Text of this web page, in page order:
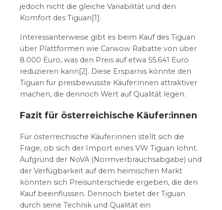
jedoch nicht die gleiche Variabilität und den
Komfort des Tiguan[1].
Interessanterweise gibt es beim Kauf des Tiguan
über Plattformen wie Carwow Rabatte von über
8.000 Euro, was den Preis auf etwa 55.641 Euro
reduzieren kann[2]. Diese Ersparnis könnte den
Tiguan für preisbewusste Käufer:innen attraktiver
machen, die dennoch Wert auf Qualität legen.
Fazit für österreichische Käufer:innen
Für österreichische Käufer:innen stellt sich die
Frage, ob sich der Import eines VW Tiguan lohnt.
Aufgrund der NoVA (Normverbrauchsabgabe) und
der Verfügbarkeit auf dem heimischen Markt
könnten sich Preisunterschiede ergeben, die den
Kauf beeinflussen. Dennoch bietet der Tiguan
durch seine Technik und Qualität ein